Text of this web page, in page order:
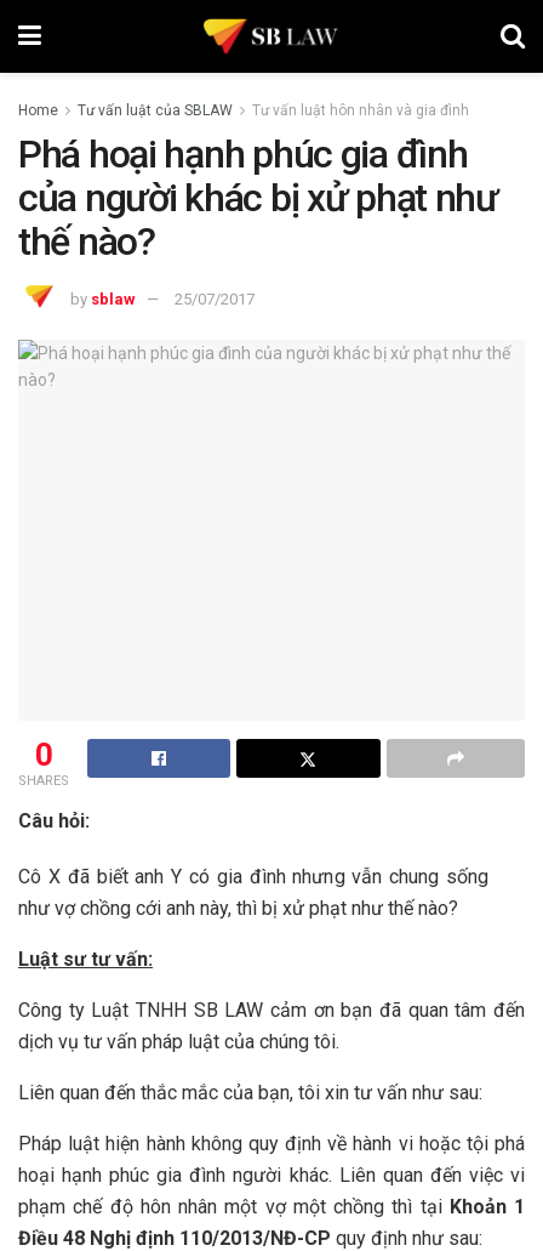
Home Tư vấn luật của SBLAW Tư vấn luật hôn nhân và gia đình
Phá hoại hạnh phúc gia đình
của người khác bị xử phạt như
thế nào?
by sblaw 25/07/2017
0
SHARES
Câu hỏi:
Cô X đã biết anh Y có gia đình nhưng vẫn chung sống
như vợ chồng cới anh này, thì bị xử phạt như thế nào?
Luật sư tư vấn:
Công ty Luật TNHH SB LAW cảm ơn bạn đã quan tâm đến
dịch vụ tư vấn pháp luật của chúng tôi.
Liên quan đến thắc mắc của bạn, tôi xin tư vấn như sau:
Pháp luật hiện hành không quy định về hành vi hoặc tội phá
hoại hạnh phúc gia đình người khác. Liên quan đến việc vi
phạm chế độ hôn nhân một vợ một chồng thì tại Khoản 1
Điều 48 Nghị định 110/2013/NĐ-CP quy định như sau: